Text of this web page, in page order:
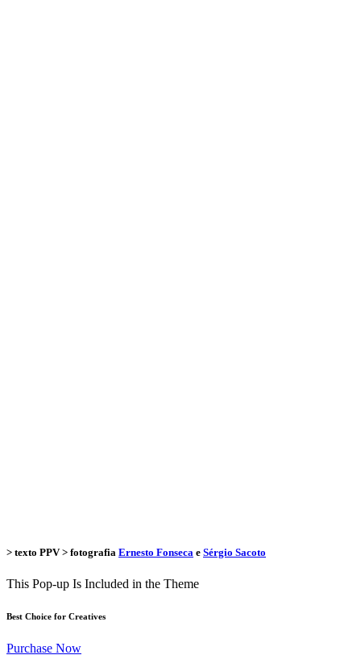
> texto PPV> fotografia Ernesto Fonseca e Sérgio Sacoto
This Pop-up Is Included in the Theme
Best Choice for Creatives
Purchase Now